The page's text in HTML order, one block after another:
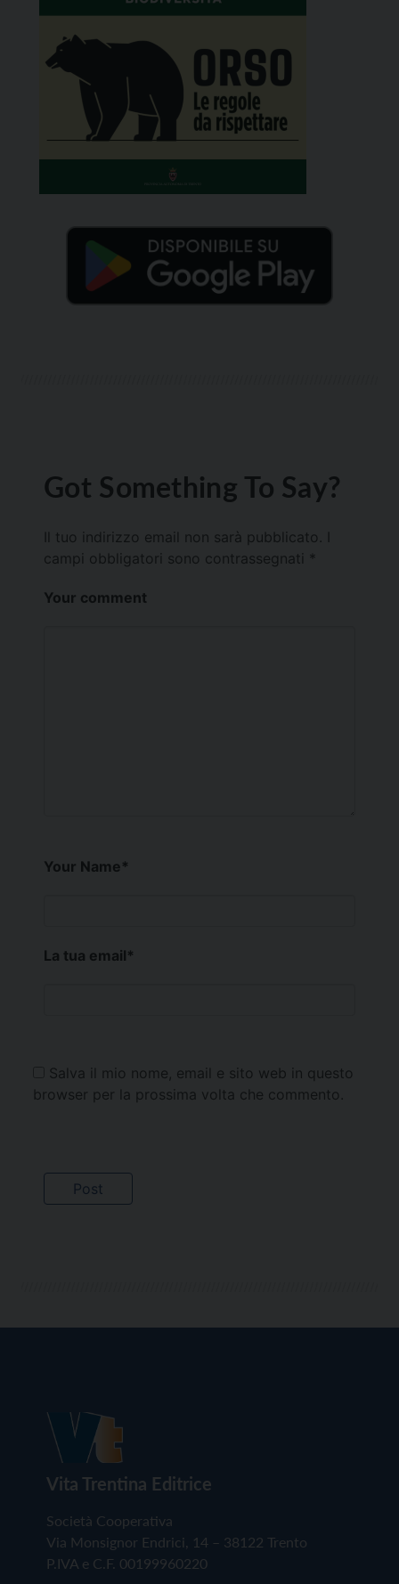
Got Something To Say?
Il tuo indirizzo email non sarà pubblicato.
campi obbligatori sono contrassegnati *
Your comment
Your Name*
La tua email*
Salva il mio nome, email e sito web in questo
browser per la prossima volta che commento.
Vita Trentina Editrice
Società Cooperativa
Via Monsignor Endrici, 14 – 38122 Trento
P.IVA e C.F. 00199960220